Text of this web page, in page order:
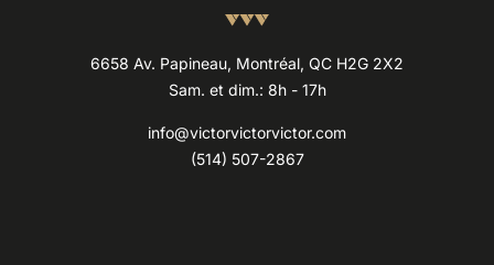
6658 Av. Papineau, Montréal, QC H2G 2X2
Sam. et dim.: 8h - 17h
info@victorvictorvictor.com
(514) 507-2867